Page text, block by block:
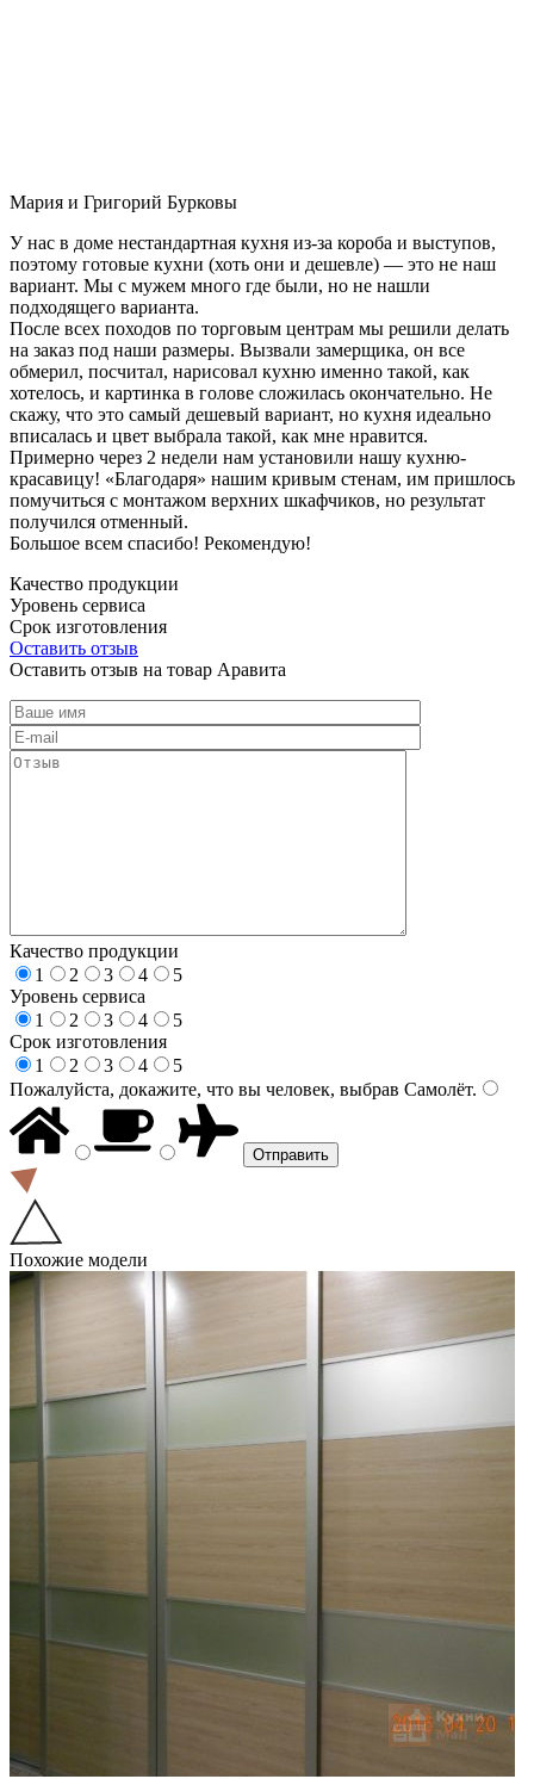
Мария и Григорий Бурковы
У нас в доме нестандартная кухня из-за короба и выступов,
поэтому готовые кухни (хоть они и дешевле) — это не наш
вариант. Мы с мужем много где были, но не нашли
подходящего варианта.
После всех походов по торговым центрам мы решили делать
на заказ под наши размеры. Вызвали замерщика, он все
обмерил, посчитал, нарисовал кухню именно такой, как
хотелось, и картинка в голове сложилась окончательно. Не
скажу, что это самый дешевый вариант, но кухня идеально
вписалась и цвет выбрала такой, как мне нравится.
Примерно через 2 недели нам установили нашу кухню-
красавицу! «Благодаря» нашим кривым стенам, им пришлось
помучиться с монтажом верхних шкафчиков, но результат
получился отменный.
Большое всем спасибо! Рекомендую!
Качество продукции
Уровень сервиса
Срок изготовления
Оставить отзыв
Оставить отзыв на товар Аравита
Качество продукции
1
2 3 4
5
Уровень сервиса
1
2 3 4
5
Срок изготовления
1
2 3 4
5
Пожалуйста, докажите, что вы человек, выбрав Самолёт.
Похожие модели